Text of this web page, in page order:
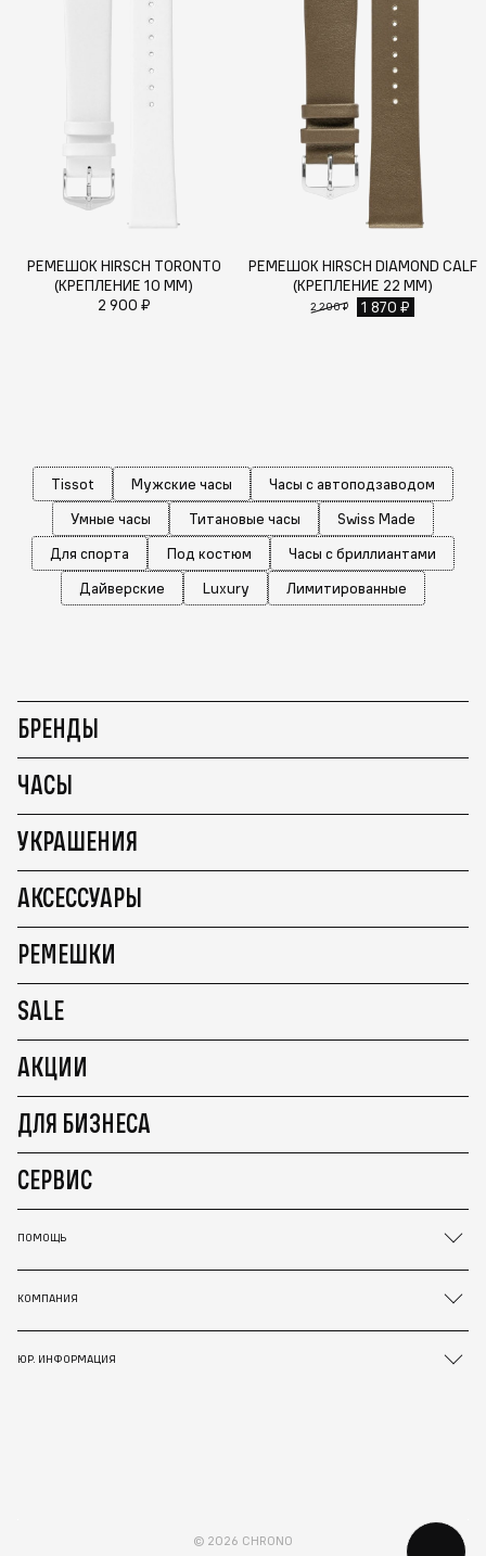
РЕМЕШОК HIRSCH TORONTO
(КРЕПЛЕНИЕ 10 ММ)
2 900 ₽
РЕМЕШОК HIRSCH DIAMOND CALF
(КРЕПЛЕНИЕ 22 ММ)
2 200 ₽ 1 870 ₽
Tissot Мужские часы
Часы с автоподзаводом
Умные часы
Титановые часы
Swiss Made
Для спорта
Под костюм
Часы с бриллиантами
Дайверские
Luxury Лимитированные
БРЕНДЫ
ЧАСЫ
УКРАШЕНИЯ
АКСЕССУАРЫ
РЕМЕШКИ
SALE
АКЦИИ
ДЛЯ БИЗНЕСА
СЕРВИС
ПОМОЩЬ
КОМПАНИЯ
ЮР. ИНФОРМАЦИЯ
© 2026 CHRONO